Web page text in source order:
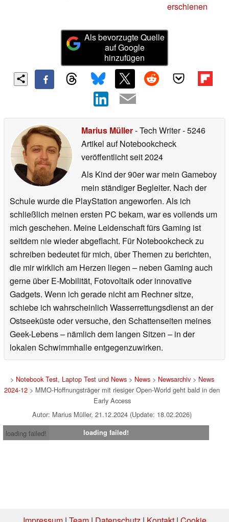
erschienen
Als bevorzugte Quelle
auf Google
hinzufügen
Marius Müller- Tech Writer- 5246
Artikel auf Notebookcheck
veröffentlichtseit 2024
Als Kind der 90er war mein Gameboy
mein ständiger Begleiter. Nach der
Schule wurde die PlayStation angeworfen. Als ich
schließlich meinen ersten PC bekam, war es vollends um
mich geschehen. Meine Leidenschaft fürs Gaming ist
seitdem nie wieder abgeflacht. Für Notebookcheck zu
schreiben bedeutet für mich, über Themen zu berichten,
die mir wirklich am Herzen liegen – neben Gaming auch
gerne über E-Mobilität, Fotovoltaik oder innovative
Gadgets. Wenn ich gerade nicht am Rechner sitze,
schiebe ich wahrscheinlich Wasserrettungsdienst an der
Ostseeküste oder versuche, den Schattenseiten meines
Geek-Lebens – nämlich dem langen Sitzen – in der
lokalen Schwimmhalle entgegenzuwirken.
> Notebook Test, Laptop Test und News> News> Newsarchiv> News
2024-12 > MMO-Hoffnungsträger mit riesiger Open-World geht bald in den
Early Access
Autor: Marius Müller, 21.12.2024 (Update: 18.02.2026)
loading failed!
loading failed!